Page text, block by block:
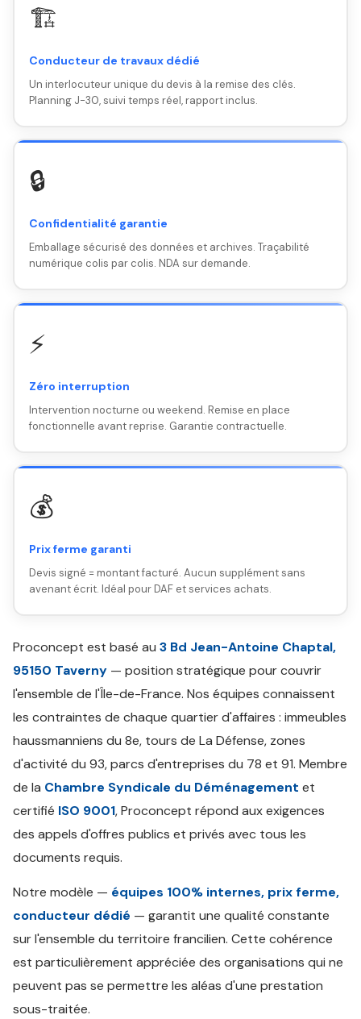
🏗️
Conducteur de travaux dédié
Un interlocuteur unique du devis à la remise des clés.
Planning J-30, suivi temps réel, rapport inclus.
🔒
Confidentialité garantie
Emballage sécurisé des données et archives. Traçabilité
numérique colis par colis. NDA sur demande.
⚡
Zéro interruption
Intervention nocturne ou weekend. Remise en place
fonctionnelle avant reprise. Garantie contractuelle.
💰
Prix ferme garanti
Devis signé = montant facturé. Aucun supplément sans
avenant écrit. Idéal pour DAF et services achats.
Proconcept est basé au 3 Bd Jean-Antoine Chaptal,
95150 Taverny — position stratégique pour couvrir
l'ensemble de l'Île-de-France. Nos équipes connaissent
les contraintes de chaque quartier d'affaires : immeubles
haussmanniens du 8e, tours de La Défense, zones
d'activité du 93, parcs d'entreprises du 78 et 91. Membre
de la Chambre Syndicale du Déménagement et
certifié ISO 9001, Proconcept répond aux exigences
des appels d'offres publics et privés avec tous les
documents requis.
Notre modèle — équipes 100% internes, prix ferme,
conducteur dédié — garantit une qualité constante
sur l'ensemble du territoire francilien. Cette cohérence
est particulièrement appréciée des organisations qui ne
peuvent pas se permettre les aléas d'une prestation
sous-traitée.